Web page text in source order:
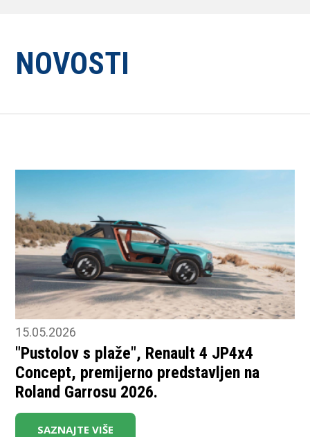
NOVOSTI
15.05.2026
"Pustolov s plaže", Renault 4 JP4x4
Concept, premijerno predstavljen na
Roland Garrosu 2026.
SAZNAJTE VIŠE